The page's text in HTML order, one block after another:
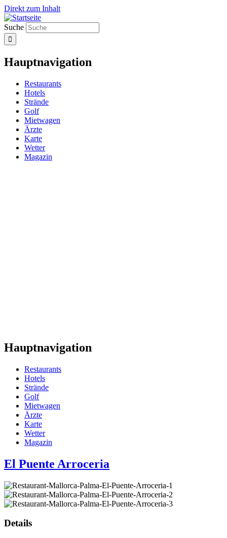
Direkt zum Inhalt
Suche
Hauptnavigation
Restaurants
Hotels
Strände
Golf
Mietwagen
Ärzte
Karte
Wetter
Magazin
Hauptnavigation
Restaurants
Hotels
Strände
Golf
Mietwagen
Ärzte
Karte
Wetter
Magazin
El Puente Arroceria
Details